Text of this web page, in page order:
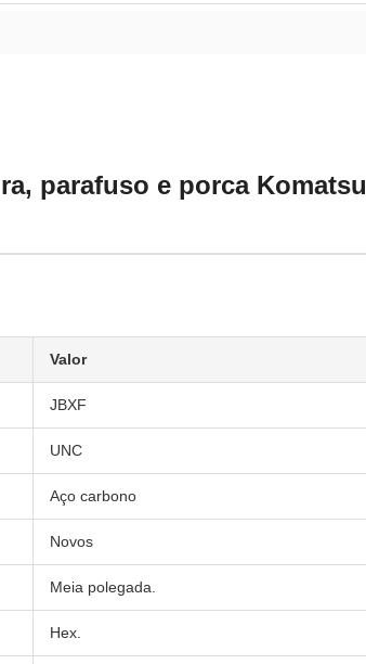
parafuso e porca Komatsu
Valor
JBXF
UNC
Aço carbono
Novos
Meia polegada.
Hex.